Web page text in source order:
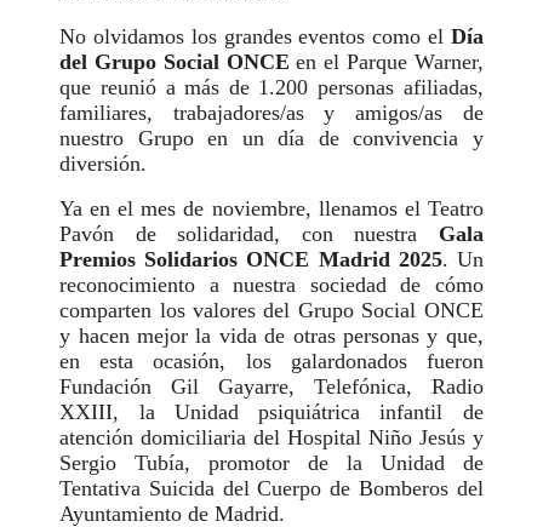
No olvidamos los grandes eventos como el Día
del Grupo Social ONCE en el Parque Warner,
que reunió a más de 1.200 personas afiliadas,
familiares, trabajadores/as y amigos/as de
nuestro Grupo en un día de convivencia y
diversión.
Ya en el mes de noviembre, llenamos el Teatro
Pavón de solidaridad, con nuestra Gala
Premios Solidarios ONCE Madrid 2025. Un
reconocimiento a nuestra sociedad de cómo
comparten los valores del Grupo Social ONCE
y hacen mejor la vida de otras personas y que,
en esta ocasión, los galardonados fueron
Fundación Gil Gayarre, Telefónica, Radio
XXIII, la Unidad psiquiátrica infantil de
atención domiciliaria del Hospital Niño Jesús y
Sergio Tubía, promotor de la Unidad de
Tentativa Suicida del Cuerpo de Bomberos del
Ayuntamiento de Madrid.